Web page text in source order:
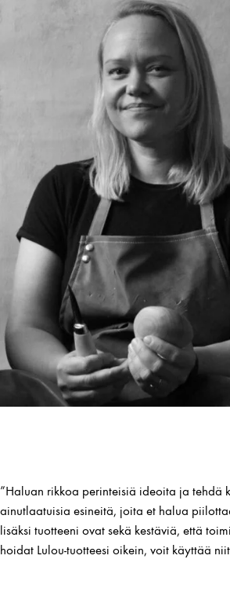
”Haluan rikkoa perinteisiä ideoita ja tehdä
ainutlaatuisia esineitä, joita et halua
lisäksi tuotteeni ovat sekä kestäviä, että
hoidat Lulou-tuotteesi oikein, voit käyttää